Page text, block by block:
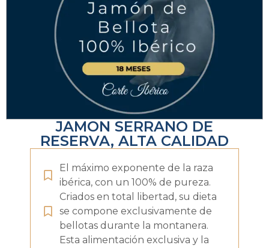
JAMON SERRANO DE
RESERVA, ALTA CALIDAD
El máximo exponente de la raza
ibérica, con un 100% de pureza.
Criados en total libertad, su dieta
se compone exclusivamente de
bellotas durante la montanera.
Esta alimentación exclusiva y la